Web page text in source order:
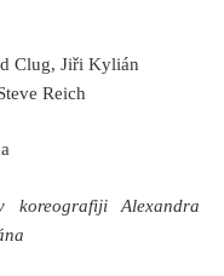
Clug, Jiři Kylián
Reich
koreografiji Alexandra